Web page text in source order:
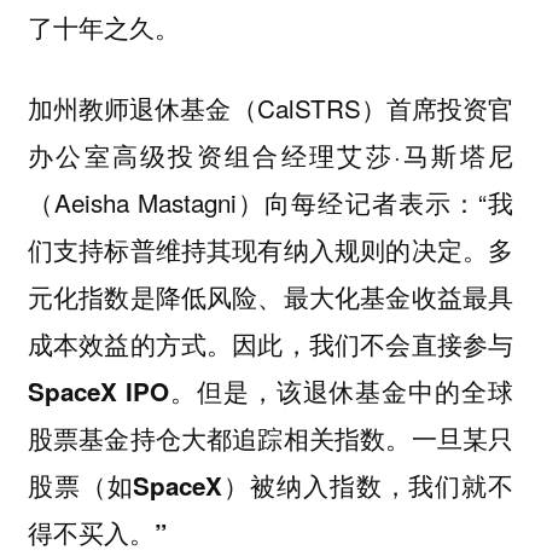
了十年之久。
加州教师退休基金（CalSTRS）首席投资官
办公室高级投资组合经理艾莎·马斯塔尼
（Aeisha Mastagni）向每经记者表示：“我
们支持标普维持其现有纳入规则的决定。 多
元化指数是降低风险、最大化基金收益最具
成本效益的方式。因此， 我们不会直接参与
SpaceX IPO。 但是，该退休基金中的全球
股票基金持仓大都追踪相关指数。 一旦某只
股票（如SpaceX）被纳入指数，我们就不
得不买入。”